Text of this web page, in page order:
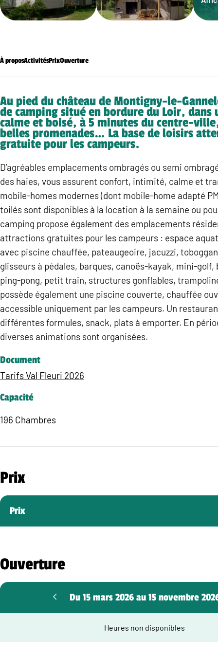
À proposActivitésPrixOuverture
Au pied du château de Montigny-le-
de camping situé en bordure du Loir, dans
calme et boisé, à 5 minutes du centre-
belles promenades… La base de loisirs
gratuite pour les campeurs.
D’agréables emplacements ombragés ou semi
des haies, vous assurent confort, intimité, calme et
mobile-homes modernes (dont mobile-home adapté
toilés sont disponibles à la location à la semaine ou
camping propose également des emplacements
attractions gratuites pour les campeurs : espace
avec piscine chauffée, pateaugeoire, jacuzzi,
glisseurs à pédales, barques, canoës-kayak, mini-golf,
ping-pong, petit train, structures gonflables,
possède également une piscine couverte, chauffée
accessible uniquement par les campeurs. Un
différentes formules, snack, plats à emporter. En
diverses animations sont organisées.
Document
Tarifs Val Fleuri 2026
Capacité
196 Chambres
Prix
Prix
Ouverture
Du 15 mars 2026 au 15 novembre
Heures non disponibles